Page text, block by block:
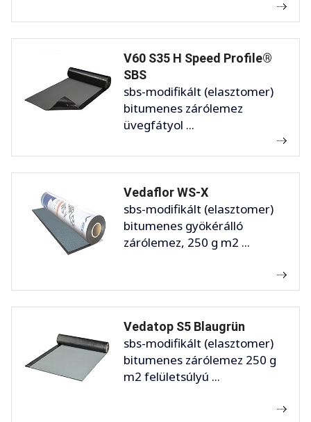
V60 S35 H Speed Profile®
SBS
sbs-modifikált (elasztomer)
bitumenes zárólemez
üvegfátyol ...
Vedaflor WS-X
sbs-modifikált (elasztomer)
bitumenes gyökérálló
zárólemez, 250 g m2 ...
Vedatop S5 Blaugrün
sbs-modifikált (elasztomer)
bitumenes zárólemez 250 g
m2 felületsúlyú ...